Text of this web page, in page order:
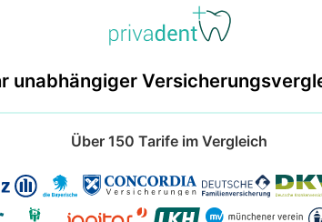
unabhängiger
Über 150 Tarife im Vergleich